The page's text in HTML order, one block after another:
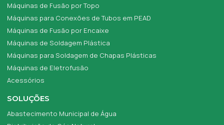
Máquinas de Fusão por Topo
Máquinas para Conexões de Tubos em PEAD
Máquinas de Fusão por Encaixe
Máquinas de Soldagem Plástica
Máquinas para Soldagem de Chapas Plásticas
Máquinas de Eletrofusão
Acessórios
SOLUÇÕES
Abastecimento Municipal de Água